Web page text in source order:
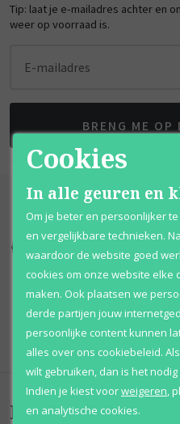
Tip: laat je e-mailadres achter en
weer op voorraad is.
E-mailadres
BRENG ME OP
Qshops Keurmerk
Beoordelingen
Cookies
In alle geuren en
Om je beter en persoonlijker
en vergelijkbare technieken.
waardoor de website goed
cookies om onze website elke
maken. Ook plaatsen we
derde partijen jouw
persoonlijke content kunnen
alles over ons cookiebeleid.
wilt gebruiken, dan is het
Indien je kiest voorweigeren,
en analytische cookies.